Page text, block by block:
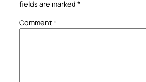
fields are marked *
Comment*